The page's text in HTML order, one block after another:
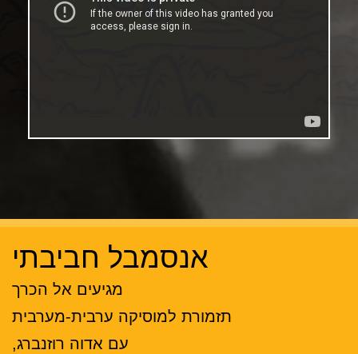
אנסמבל חביבתי
מגיעים אל הכרך
תזמורת למוסיקה ערבית-מערבית
עם אדוה רוזנברג,